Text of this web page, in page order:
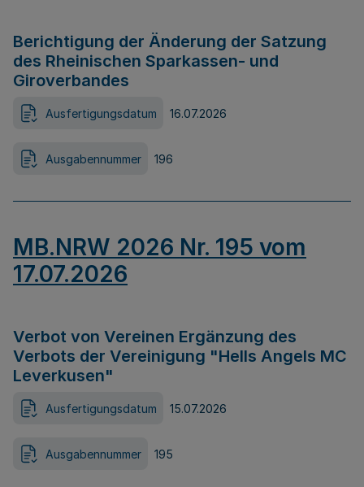
Berichtigung der Änderung der Satzung
des Rheinischen Sparkassen- und
Giroverbandes
Ausfertigungsdatum 16.07.2026
Ausgabennummer 196
MB.NRW 2026 Nr. 195 vom
17.07.2026
Verbot von Vereinen Ergänzung des
Verbots der Vereinigung "Hells Angels MC
Leverkusen"
Ausfertigungsdatum 15.07.2026
Ausgabennummer 195